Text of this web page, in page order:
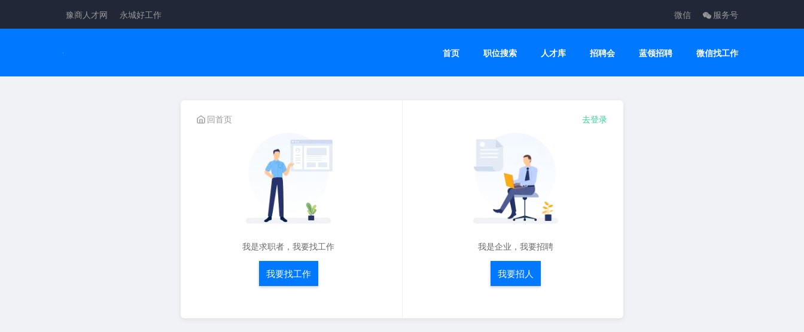
豫商人才网 永城好工作 微信 服务号
首页 职位搜索 人才库 招聘会 蓝领招聘 微信找工作
我是求职者，我要找工作
我要找工作
我是企业，我要招聘
我要招人
回首页 去登录